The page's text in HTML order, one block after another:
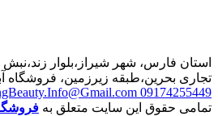
استان فارس، شهر شیراز،بلوار زند،نبش
تجاری بحرین،طبقه زیرزمین، فروشگاه
09174255449
تمامی حقوق این سایت متعلق به